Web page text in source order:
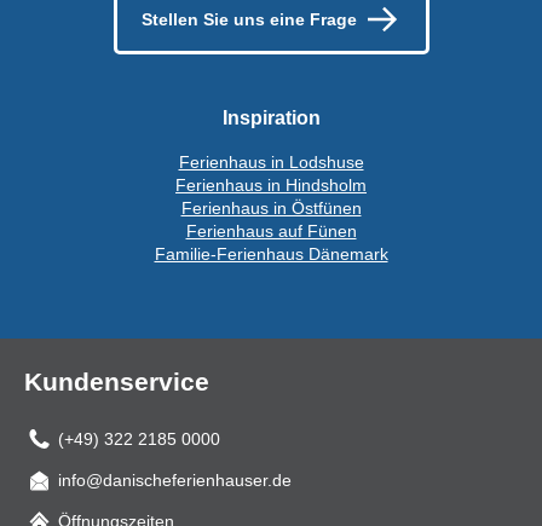
Stellen Sie uns eine Frage
Inspiration
Ferienhaus in Lodshuse
Ferienhaus in Hindsholm
Ferienhaus in Östfünen
Ferienhaus auf Fünen
Familie-Ferienhaus Dänemark
Kundenservice
(+49) 322 2185 0000
Mail
info@danischeferienhauser.de
Öffnungszeiten